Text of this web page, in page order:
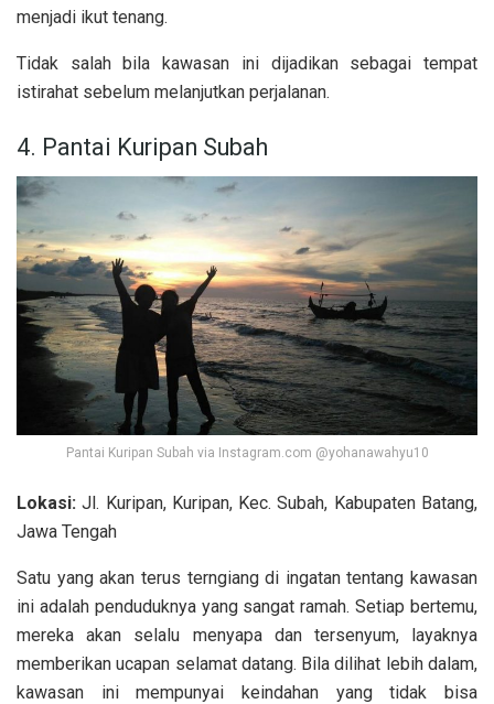
menjadi ikut tenang.
Tidak salah bila kawasan ini dijadikan sebagai tempat
istirahat sebelum melanjutkan perjalanan.
4. Pantai Kuripan Subah
Pantai Kuripan Subah via Instagram.com @yohanawahyu10
Lokasi:Jl. Kuripan, Kuripan, Kec. Subah, Kabupaten Batang,
Jawa Tengah
Satu yang akan terus terngiang di ingatan tentang kawasan
ini adalah penduduknya yang sangat ramah. Setiap bertemu,
mereka akan selalu menyapa dan tersenyum, layaknya
memberikan ucapan selamat datang. Bila dilihat lebih dalam,
kawasan ini mempunyai keindahan yang tidak bisa